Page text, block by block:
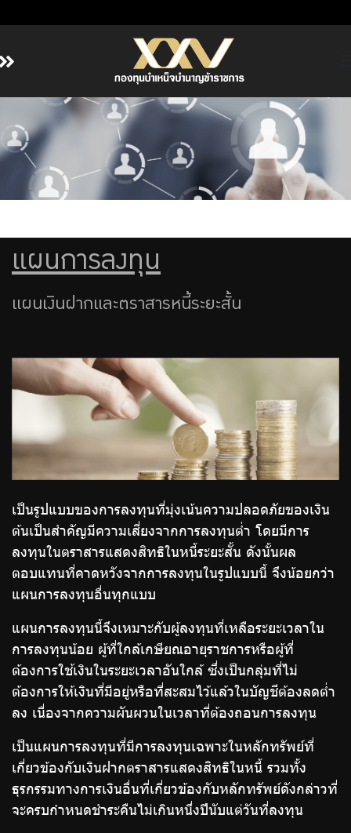
เกี่ยวกับ กบข.
บริการสมาชิก
ลงทุน
รายงานผลการดำเนินงาน
จัดซื้อจัดจ้าง
ร่วมงานกับเรา
ติดต่อเรา
แผนการลงทุน
แผนเงินฝากและตราสารหนี้ระยะสั้น
เป็นรูปแบบของการลงทุนที่มุ่งเน้นความปลอดภัยของเงิน
ต้นเป็นสำคัญมีความเสี่ยงจากการลงทุนต่ำ โดยมีการ
ลงทุนในตราสารแสดงสิทธิในหนี้ระยะสั้น ดังนั้นผล
ตอบแทนที่คาดหวังจากการลงทุนในรูปแบบนี้ จึงน้อยกว่า
แผนการลงทุนอื่นทุกแบบ
แผนการลงทุนนี้จึงเหมาะกับผู้ลงทุนที่เหลือระยะเวลาใน
การลงทุนน้อย ผู้ที่ใกล้เกษียณอายุราชการหรือผู้ที่
ต้องการใช้เงินในระยะเวลาอันใกล้ ซึ่งเป็นกลุ่มที่ไม่
ต้องการให้เงินที่มีอยู่หรือที่สะสมไว้แล้วในบัญชีต้องลดต่ำ
ลง เนื่องจากความผันผวนในเวลาที่ต้องถอนการลงทุน
เป็นแผนการลงทุนที่มีการลงทุนเฉพาะในหลักทรัพย์ที่
เกี่ยวข้องกับเงินฝากตราสารแสดงสิทธิในหนี้ รวมทั้ง
ธุรกรรมทางการเงินอื่นที่เกี่ยวข้องกับหลักทรัพย์ดังกล่าวที่
จะครบกำหนดชำระคืนไม่เกินหนึ่งปีนับแต่วันที่ลงทุน